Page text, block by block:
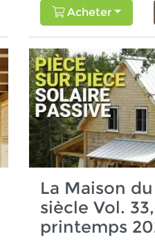
Acheter
La Maison du
siècle Vol.
printemps